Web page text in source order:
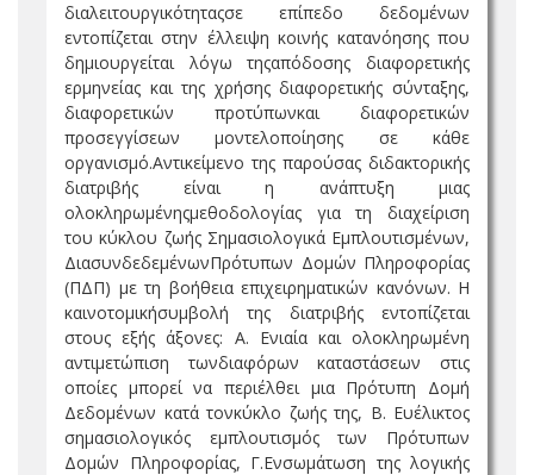
διαλειτουργικότηταςσε επίπεδο δεδομένων
εντοπίζεται στην έλλειψη κοινής κατανόησης που
δημιουργείται λόγω τηςαπόδοσης διαφορετικής
ερμηνείας και της χρήσης διαφορετικής σύνταξης,
διαφορετικών προτύπωνκαι διαφορετικών
προσεγγίσεων μοντελοποίησης σε κάθε
οργανισμό.Αντικείμενο της παρούσας διδακτορικής
διατριβής είναι η ανάπτυξη μιας
ολοκληρωμένηςμεθοδολογίας για τη διαχείριση
του κύκλου ζωής Σημασιολογικά Εμπλουτισμένων,
ΔιασυνδεδεμένωνΠρότυπων Δομών Πληροφορίας
(ΠΔΠ) με τη βοήθεια επιχειρηματικών κανόνων. Η
καινοτομικήσυμβολή της διατριβής εντοπίζεται
στους εξής άξονες: Α. Ενιαία και ολοκληρωμένη
αντιμετώπιση τωνδιαφόρων καταστάσεων στις
οποίες μπορεί να περιέλθει μια Πρότυπη Δομή
Δεδομένων κατά τονκύκλο ζωής της, Β. Ευέλικτος
σημασιολογικός εμπλουτισμός των Πρότυπων
Δομών Πληροφορίας, Γ.Ενσωμάτωση της λογικής